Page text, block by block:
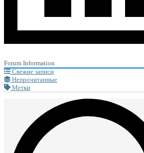
Forum Information
Свежие записи
Непрочитанные
Метки